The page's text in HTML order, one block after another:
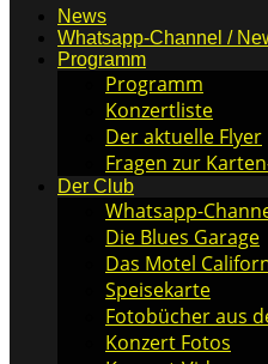
News
Whatsapp-Channel /
Programm
Programm
Konzertliste
Der aktuelle Flyer
Fragen zur
Der Club
Whatsapp-
Die Blues Garage
Das Motel
Speisekarte
Fotobücher aus
Konzert Fotos